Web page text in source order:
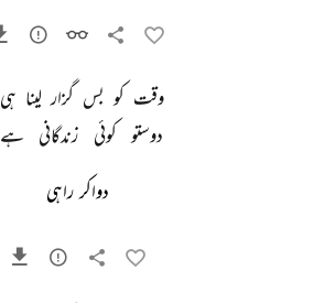
وقت کو بس گزار لینا ہی
دوستو
کوئی زندگانی ہے
دواکر راہی